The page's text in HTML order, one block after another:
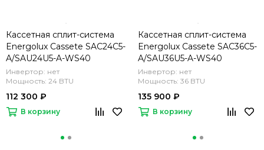
Кассетная сплит-система
Energolux Cassete SAC24C5-
A/SAU24U5-A-WS40
Инвертор: нет
Мощность: 24 BTU
112 300 ₽
В корзину
Кассетная сплит-система
Energolux Cassete SAC36C5-
A/SAU36U5-A-WS40
Инвертор: нет
Мощность: 36 BTU
135 900 ₽
В корзину